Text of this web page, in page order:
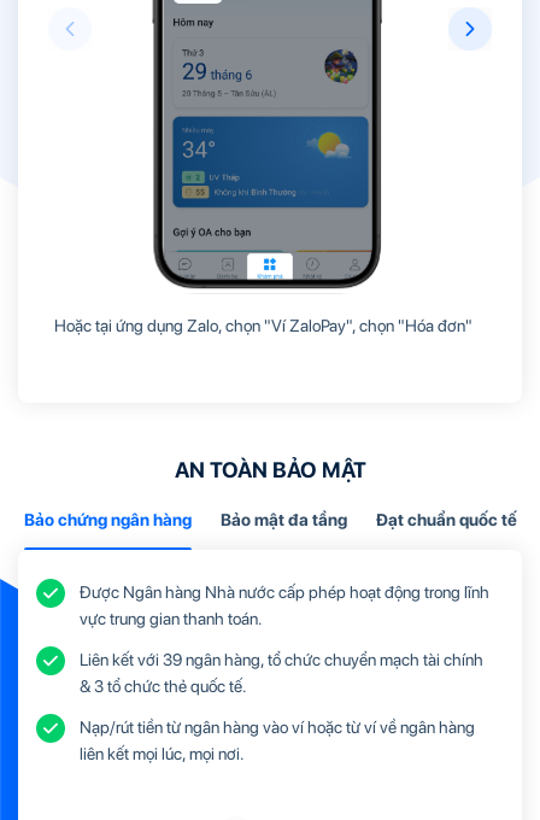
Hoặc tại ứng dụng Zalo, chọn "Ví ZaloPay", chọn "Hóa đơn"
AN TOÀN BẢO MẬT
Bảo chứng ngân hàng Bảo mật đa tầng Đạt chuẩn quốc tế
Được Ngân hàng Nhà nước cấp phép hoạt động trong lĩnh
vực trung gian thanh toán.
Liên kết với 39 ngân hàng, tổ chức chuyển mạch tài chính
& 3 tổ chức thẻ quốc tế.
Nạp/rút tiền từ ngân hàng vào ví hoặc từ ví về ngân hàng
liên kết mọi lúc, mọi nơi.